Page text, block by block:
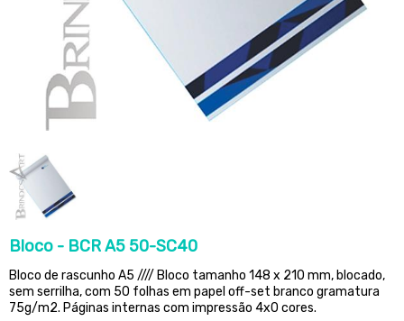
Bloco - BCR A5 50-SC40
Bloco de rascunho A5 //// Bloco tamanho 148 x 210 mm, blocado,
sem serrilha, com 50 folhas em papel off-set branco gramatura
75g/m2. Páginas internas com impressão 4x0 cores.